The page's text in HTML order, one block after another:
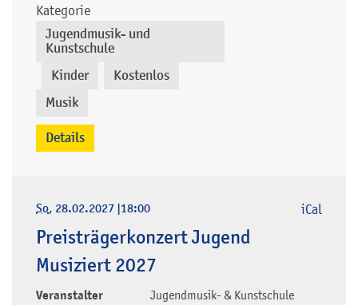
Kategorie
Jugendmusik- und
Kunstschule
Kinder Kostenlos
Musik
Details
So, 28.02.2027 |18:00
Preisträgerkonzert Jugend
Musiziert 2027
Veranstalter
Jugendmusik- & Kunstschule
iCal